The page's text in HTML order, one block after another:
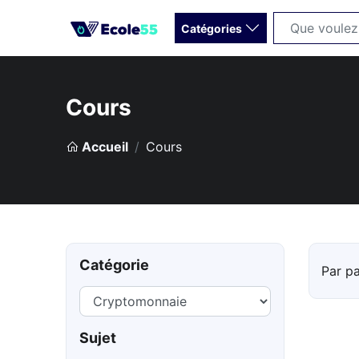
Catégories
Cours
Accueil Cours
Catégorie
Sujet
Par